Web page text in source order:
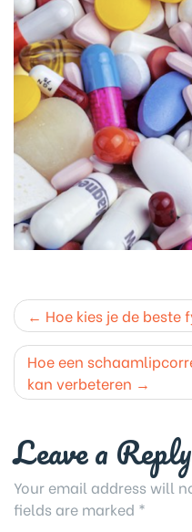
Post
navigation
Hoe kies je de beste
Hoe een
kan verbeteren
Leave a Reply
Your email address will
fields are marked *